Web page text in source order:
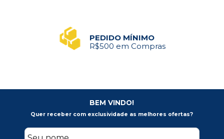
PEDIDO MÍNIMO
R$500 em Compras
BEM VINDO!
Quer receber com exclusividade as melhores ofertas?